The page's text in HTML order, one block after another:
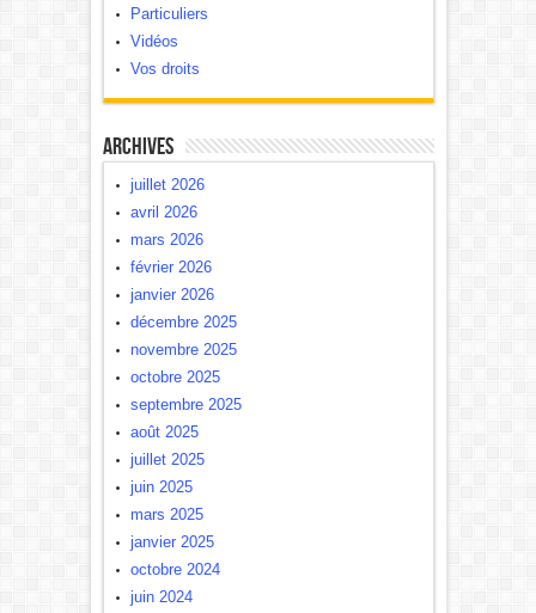
Particuliers
Vidéos
Vos droits
Archives
juillet 2026
avril 2026
mars 2026
février 2026
janvier 2026
décembre 2025
novembre 2025
octobre 2025
septembre 2025
août 2025
juillet 2025
juin 2025
mars 2025
janvier 2025
octobre 2024
juin 2024